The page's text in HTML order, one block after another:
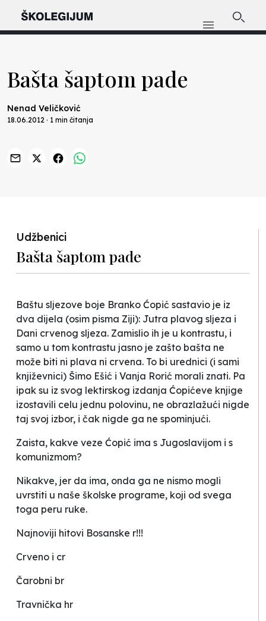
Bašta šaptom pade
Nenad Veličković
18.06.2012 · 1 min čitanja
Udžbenici
Bašta šaptom pade
Baštu sljezove boje Branko Ćopić sastavio je iz
dva dijela (osim pisma Ziji): Jutra plavog sljeza i
Dani crvenog sljeza. Zamislio ih je u kontrastu, i
samo u tom kontrastu jasno je zašto bašta ne
može biti ni plava ni crvena. To bi urednici (i sami
književnici) Šimo Ešić i Vanja Rorić morali znati. Pa
ipak su iz svog lektirskog izdanja Ćopićeve knjige
izostavili celu jednu polovinu, ne obrazlažući nigde
taj svoj izbor, i čak nigde ga ne spominjući.
Zaista, kakve veze Ćopić ima s Jugoslavijom i s
komunizmom?
Nikakve, jer da ima, onda ga ne nismo mogli
uvrstiti u naše školske programe, koji od svega
toga peru ruke.
Najnoviji hitovi Bosanske r!!!
Crveno i cr
Čarobni br
Travnička hr